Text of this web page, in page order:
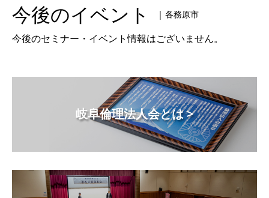
今後のイベント | 各務原市
今後のセミナー・イベント情報はございません。
岐阜倫理法人会とは >